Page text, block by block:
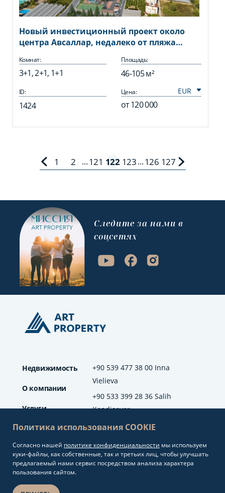
Новый инвестиционный проект около
центра Авсаллар, недалеко от пляжа
Комнат:
3+1, 2+1, 1+1
Площадь:
46-105 м²
ID:
1424
Цена:
от120 000
1 2 ...121 122 123...126 127
+90 539 477 38 00 Inna
Vielieva
+90 533 399 28 36 Salih
Kendisever
info@artproperty.net
Mahmutlar Mah.
Недвижимость
О компании
Услуги
Отзывы
Блог
Cледите за нами в
соцсетях
Политика использования COOKIE
Согласно нашей политике конфиденциальности мы используем
куки-файлы, как собственные, так и третьих лиц, чтобы улучшать
предлагаемый нами сервис посредством анализа характера
пользования сайтом.